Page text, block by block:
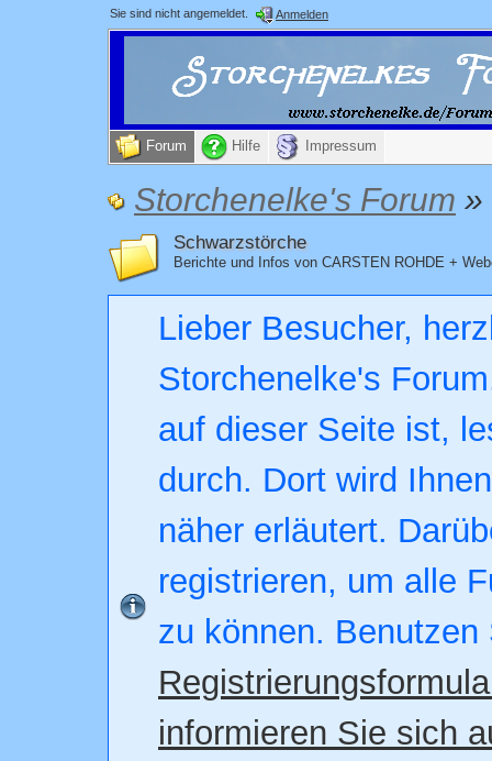
Sie sind nicht angemeldet. Anmelden
Forum Hilfe Impressum
Storchenelke's Forum »
Schwarzstörche
Berichte und Infos von CARSTEN ROHDE +
Lieber Besucher,
Storchenelke's
auf dieser Seite ist,
durch. Dort wird
näher erläutert.
registrieren, um alle
zu können. Benutzen
informieren Sie sich